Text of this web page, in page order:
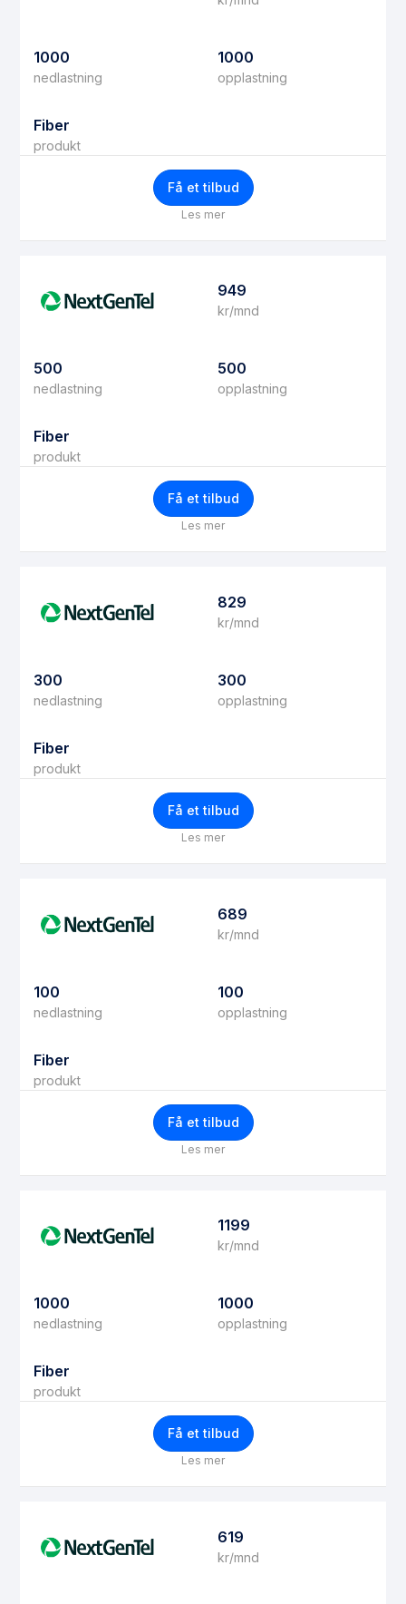
1000
nedlastning
1000
opplastning
Fiber
produkt
Få et tilbud
Les mer
949
kr/mnd
500
nedlastning
500
opplastning
Fiber
produkt
Få et tilbud
Les mer
829
kr/mnd
300
nedlastning
300
opplastning
Fiber
produkt
Få et tilbud
Les mer
689
kr/mnd
100
nedlastning
100
opplastning
Fiber
produkt
Få et tilbud
Les mer
1199
kr/mnd
1000
nedlastning
1000
opplastning
Fiber
produkt
Få et tilbud
Les mer
619
kr/mnd